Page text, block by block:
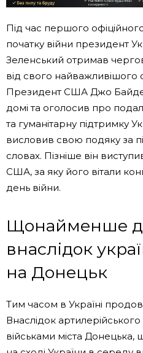
Під час першого
початку війни президент
Зеленський отримав
від свого
Президент США Джо
домі та оголосив про
та гуманітарну підтримку
висловив свою подяку за
словах. Пізніше він
США, за яку його вітали
день війни.
Щонайменше
внаслідок
на Донецьк
Тим часом в Україні
Внаслідок
військами міста